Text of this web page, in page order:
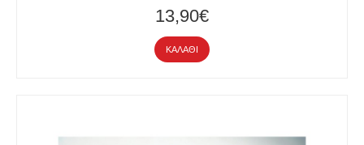
13,90€
ΚΑΛΆΘΙ